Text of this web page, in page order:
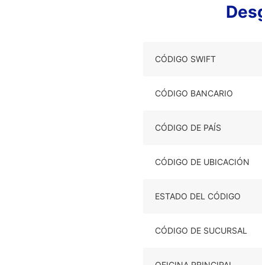
CÓDIGO SWIFT
CÓDIGO BANCARIO
CÓDIGO DE PAÍS
CÓDIGO DE UBICACIÓN
ESTADO DEL CÓDIGO
CÓDIGO DE SUCURSAL